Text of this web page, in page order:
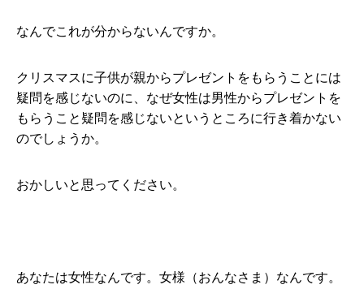
なんでこれが分からないんですか。
クリスマスに子供が親からプレゼントをもらうことには
疑問を感じないのに、なぜ女性は男性からプレゼントを
もらうこと疑問を感じないというところに行き着かない
のでしょうか。
おかしいと思ってください。
あなたは女性なんです。女様（おんなさま）なんです。